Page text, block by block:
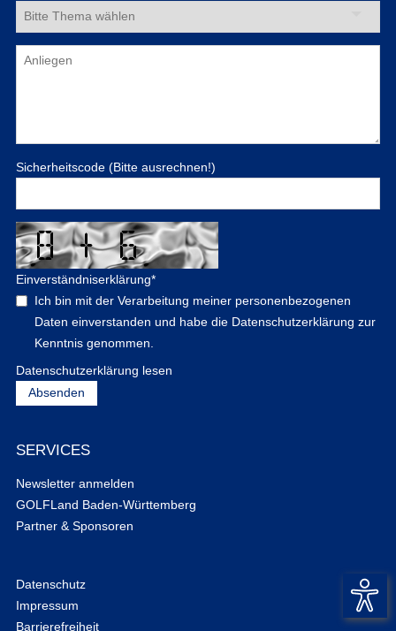
Sicherheitscode (Bitte ausrechnen!)
Einverständniserklärung*
Ich bin mit der Verarbeitung meiner personenbezogenen
Daten einverstanden und habe die Datenschutzerklärung zur
Kenntnis genommen.
Datenschutzerklärung lesen
SERVICES
Newsletter anmelden
GOLFLand Baden-Württemberg
Partner & Sponsoren
Datenschutz
Impressum
Barrierefreiheit